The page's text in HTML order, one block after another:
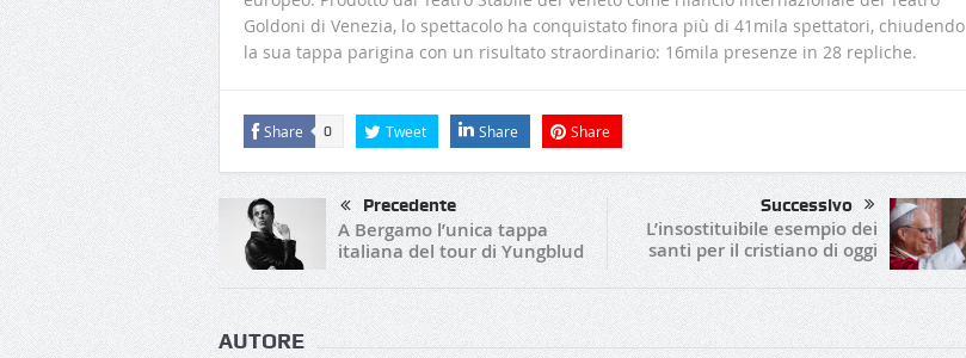
Goldoni di Venezia, lo spettacolo ha conquistato finora più di 41mila spettatori, chiudendo
la sua tappa parigina con un risultato straordinario: 16mila presenze in 28 repliche.
Share 0 Tweet Share Share
Precedente
A Bergamo l’unica tappa
italiana del tour di Yungblud
Successivo
L’insostituibile esempio dei
santi per il cristiano di oggi
AUTORE